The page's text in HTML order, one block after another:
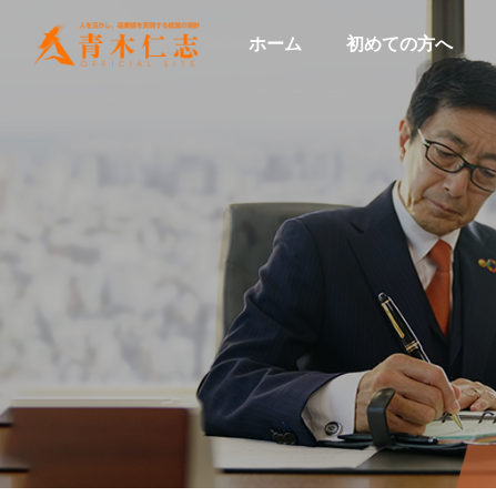
ホーム 初めての方へ